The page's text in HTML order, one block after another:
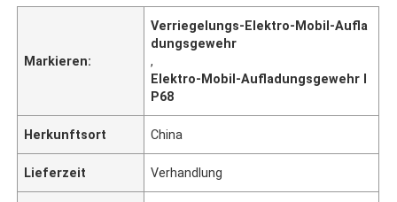
Markieren:
Verriegelungs-Elektro-Mobil-Aufla
dungsgewehr
,
Elektro-Mobil-Aufladungsgewehr I
P68
Herkunftsort China
Lieferzeit Verhandlung